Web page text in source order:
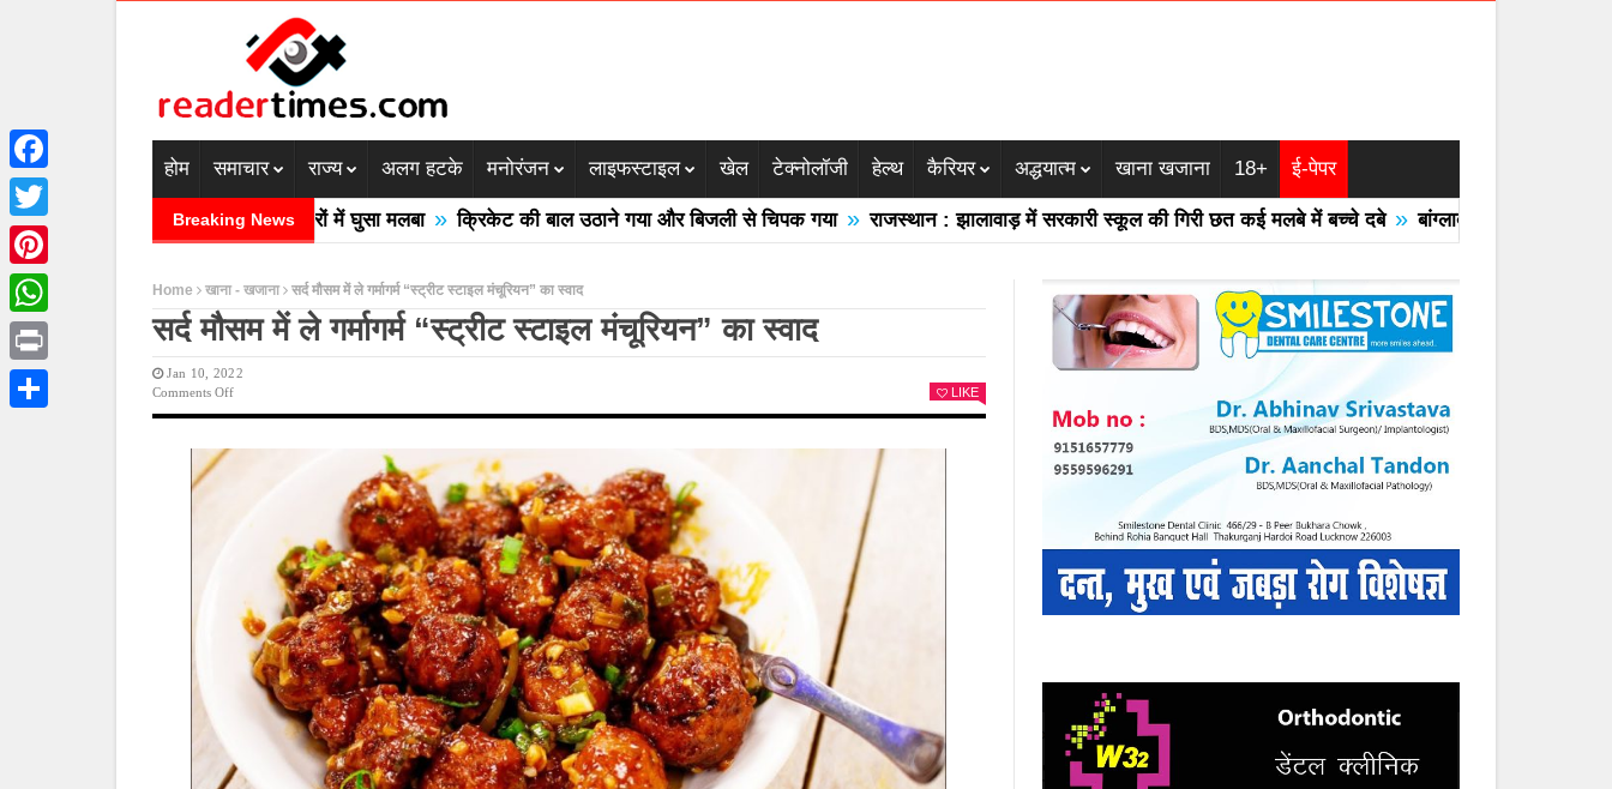
होम समाचार राज्य अलग हटके मनोरंजन लाइफस्टाइल खेल टेक्नोलॉजी हेल्थ कैरियर अद्धयात्म खाना खजाना 18+ ई-पेपर
Breaking News
में बादल फटने से तीन की मौत घरों में घुसा मलबा » क्रिकेट की बाल उठाने गया और बिजली से चिपक गया » राजस्थान : झालावाड़ में सरकारी स्कूल की गिरी छत कई मलबे में बच्चे दबे » बांग्लादेश का एयरफोर्स का F -7
Home खाना - खजाना सर्द मौसम में ले गर्मागर्म “स्ट्रीट स्टाइल मंचूरियन” का स्वाद
सर्द मौसम में ले गर्मागर्म “स्ट्रीट स्टाइल मंचूरियन” का स्वाद
Jan 10, 2022
Comments OffOn
में
LIKE
Facebook
Twitter
Pinterest
WhatsApp
Print